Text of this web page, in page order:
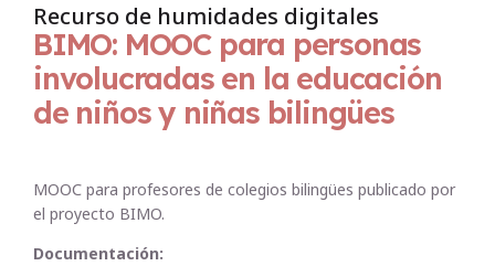
Recurso de humidades digitales
BIMO: MOOC para personas
involucradas en la educación
de niños y niñas bilingües
MOOC para profesores de colegios bilingües publicado por
el proyecto BIMO.
Documentación: